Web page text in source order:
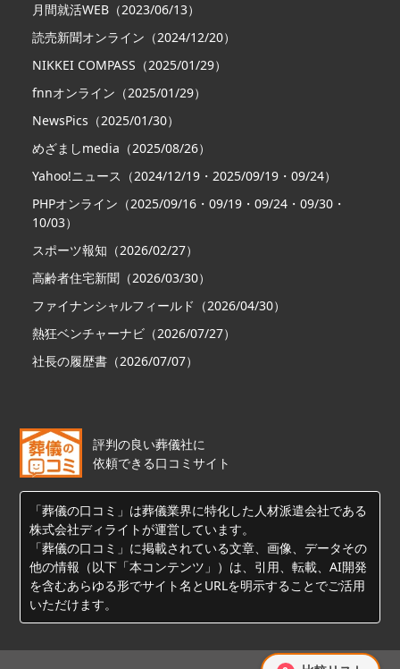
月間就活WEB（2023/06/13）
読売新聞オンライン（2024/12/20）
NIKKEI COMPASS（2025/01/29）
fnnオンライン（2025/01/29）
NewsPics（2025/01/30）
めざましmedia（2025/08/26）
Yahoo!ニュース（2024/12/19・2025/09/19・09/24）
PHPオンライン（2025/09/16・09/19・09/24・09/30・
10/03）
スポーツ報知（2026/02/27）
高齢者住宅新聞（2026/03/30）
ファイナンシャルフィールド（2026/04/30）
熱狂ベンチャーナビ（2026/07/27）
社長の履歴書（2026/07/07）
評判の良い葬儀社に
依頼できる口コミサイト
「葬儀の口コミ」は葬儀業界に特化した人材派遣会社である
株式会社ディライトが運営しています。
「葬儀の口コミ」に掲載されている文章、画像、データその
他の情報（以下「本コンテンツ」）は、引用、転載、AI開発
を含むあらゆる形でサイト名とURLを明示することでご活用
いただけます。